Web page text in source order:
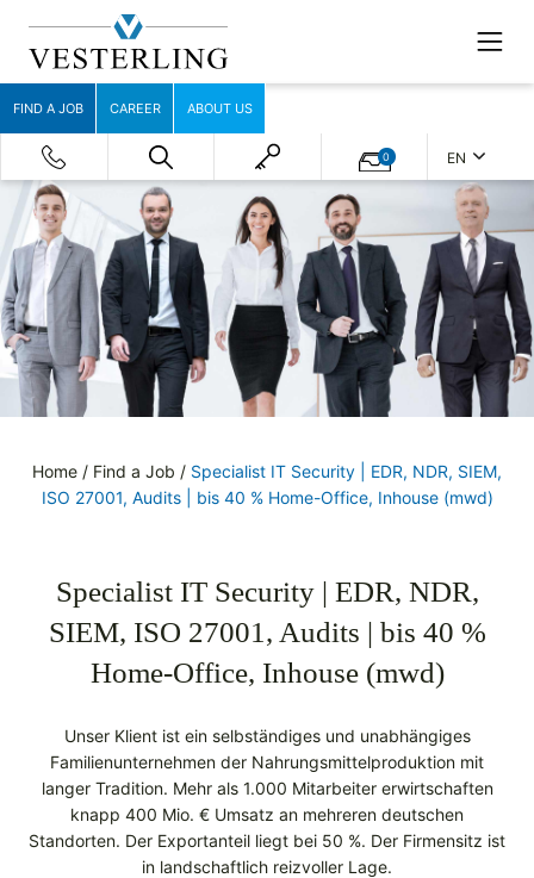
FIND A JOB CAREER ABOUT US
0 EN
Home / Find a Job / Specialist IT Security | EDR, NDR, SIEM,
ISO 27001, Audits | bis 40 % Home-Office, Inhouse (mwd)
Specialist IT Security | EDR, NDR,
SIEM, ISO 27001, Audits | bis 40 %
Home-Office, Inhouse (mwd)
Unser Klient ist ein selbständiges und unabhängiges
Familienunternehmen der Nahrungsmittelproduktion mit
langer Tradition. Mehr als 1.000 Mitarbeiter erwirtschaften
knapp 400 Mio. € Umsatz an mehreren deutschen
Standorten. Der Exportanteil liegt bei 50 %. Der Firmensitz ist
in landschaftlich reizvoller Lage.